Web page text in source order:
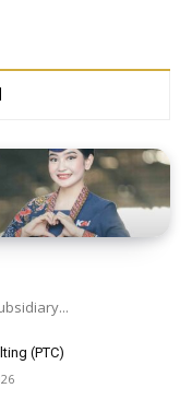
(PTC)